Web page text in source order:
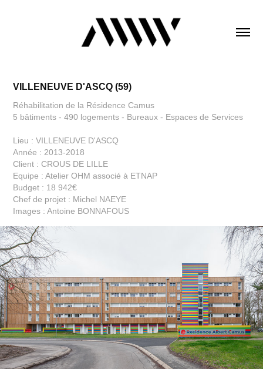
VILLENEUVE D'ASCQ (59)
Réhabilitation de la Résidence Camus
5 bâtiments - 490 logements - Bureaux - Espaces de Services
Lieu : VILLENEUVE D'ASCQ
Année : 2013-2018
Client : CROUS DE LILLE
Equipe : Atelier OHM associé à ETNAP
Budget : 18 942€
Chef de projet : Michel NAEYE
Images : Antoine BONNAFOUS